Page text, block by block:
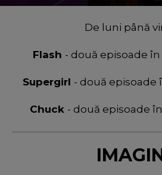
De luni până
Flash - două episoade în
Supergirl - două episoade
Chuck - două episoade